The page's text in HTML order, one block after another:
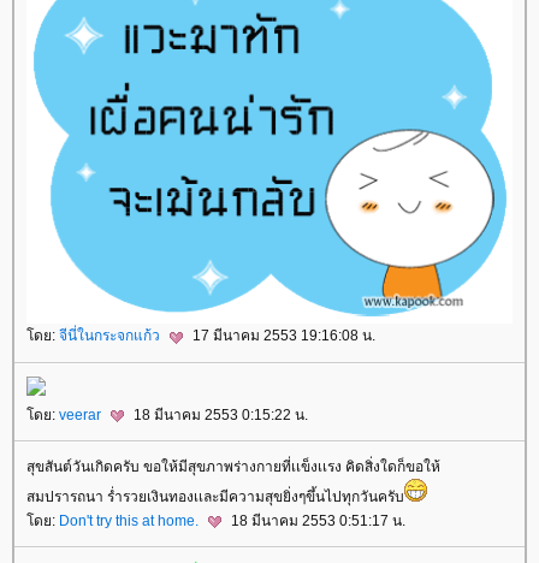
ดย: จีนี่ในกระจกแก้ว 17 มีนาคม 2553 19:16:08 น.
ดย: veerar 18 มีนาคม 2553 0:15:22 น.
สุขสันต์วันเกิดครับ ขอให้มีสุขภาพร่างกายที่เเข็งเเรง คิดสิ่งใดก็ขอให้
สมปรารถนา ร่ำรวยเงินทองเเละมีความสุขยิ่งๆขึ้นไปทุกวันครับ
ดย: Don't try this at home. 18 มีนาคม 2553 0:51:17 น.